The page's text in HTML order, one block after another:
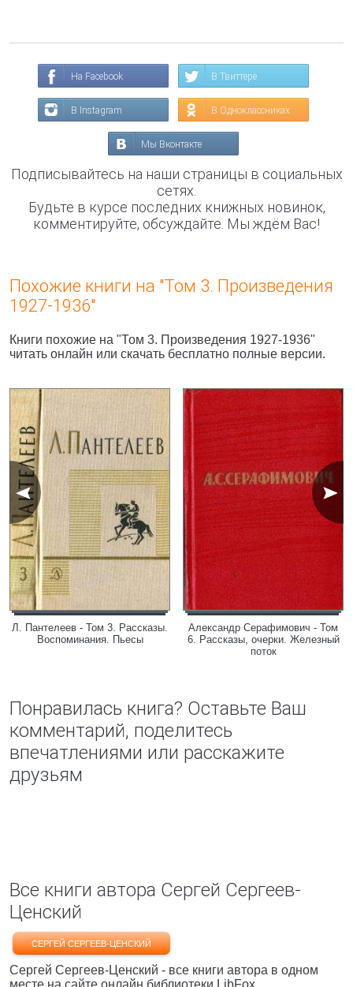
На Facebook В Твиттере
В Instagram В Одноклассниках
Мы Вконтакте
Подписывайтесь на наши страницы в социальных
сетях.
Будьте в курсе последних книжных новинок,
комментируйте, обсуждайте. Мы ждём Вас!
Похожие книги на "Том 3. Произведения
1927-1936"
Книги похожие на "Том 3. Произведения 1927-1936"
читать онлайн или скачать бесплатно полные версии.
Л. Пантелеев - Том 3. Рассказы.
Воспоминания. Пьесы
Александр Серафимович - Том
6. Рассказы, очерки. Железный
поток
Понравилась книга? Оставьте Ваш
комментарий, поделитесь
впечатлениями или расскажите
друзьям
Все книги автора Сергей Сергеев-
Ценский
СЕРГЕЙ СЕРГЕЕВ-ЦЕНСКИЙ
Сергей Сергеев-Ценский - все книги автора в одном
месте на сайте онлайн библиотеки LibFox.